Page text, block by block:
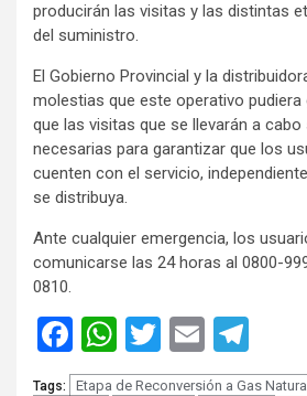
producirán las visitas y las distintas
del suministro.
El Gobierno Provincial y la
molestias que este operativo pudiera
que las visitas que se llevarán a
necesarias para garantizar que los
cuenten con el servicio,
se distribuya.
Ante cualquier emergencia, los
comunicarse las 24 horas al 0800-
0810.
Facebook
WhatsApp
Twitter
Email
Tags: Etapa de Reconversión a Gas Natural